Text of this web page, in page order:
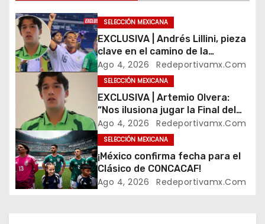
g
a
c
n
d
e
SELECCIÓN MEXICANA
EXCLUSIVA | Andrés Lillini, pieza
clave en el camino de la
Selección Mexicana Sub-20
rumbo al Mundial
Ago 4, 2026 Redeportivamx.com
SELECCIÓN MEXICANA
EXCLUSIVA | Artemio Olvera:
“Nos ilusiona jugar la Final del
Premundial en el Estadio
Banorte”
Ago 4, 2026 Redeportivamx.com
SELECCIÓN MEXICANA
¡México confirma fecha para el
Clásico de CONCACAF!
Ago 4, 2026 Redeportivamx.com